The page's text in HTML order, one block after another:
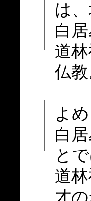
は
白
道
仏
も
よ
白
と
道
才